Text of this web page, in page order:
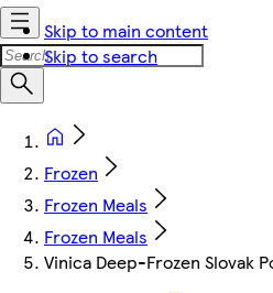
Skip to main content
Skip to search
Frozen
Frozen Meals
Frozen Meals
Vinica Deep-Frozen Slovak